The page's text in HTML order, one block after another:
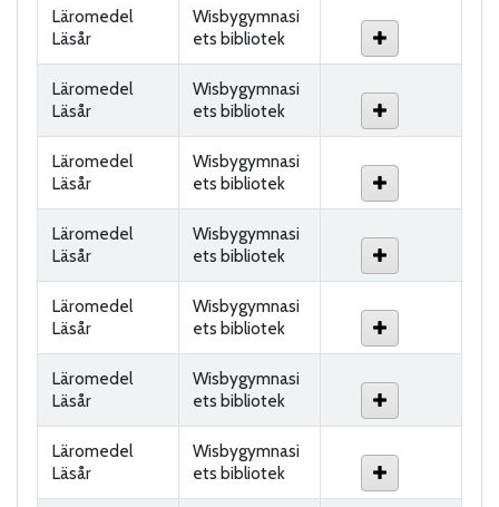
Läromedel
Läsår
Wisbygymnasi
ets bibliotek
Läromedel
Läsår
Wisbygymnasi
ets bibliotek
Läromedel
Läsår
Wisbygymnasi
ets bibliotek
Läromedel
Läsår
Wisbygymnasi
ets bibliotek
Läromedel
Läsår
Wisbygymnasi
ets bibliotek
Läromedel
Läsår
Wisbygymnasi
ets bibliotek
Läromedel
Läsår
Wisbygymnasi
ets bibliotek